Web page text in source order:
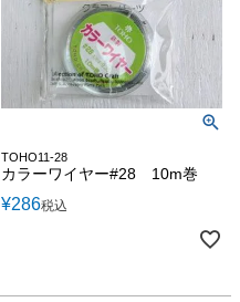
TOHO11-28
カラーワイヤー#28 10m巻
¥286税込